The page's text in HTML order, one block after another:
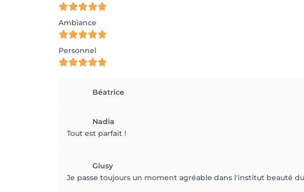
Ambiance
Personnel
Béatrice
Nadia
Tout est parfait !
Giusy
Je passe toujours un moment agréable dans l'institut beauté